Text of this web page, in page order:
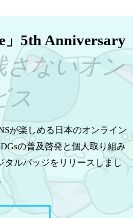
」5th Anniversary
さないオン
ス
が楽しめる日本のオンライン
の普及啓発と個人取り組み
タルバッジをリリースしまし